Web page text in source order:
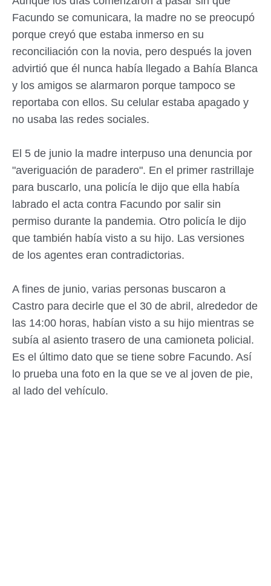
Facundo se comunicara, la madre no se preocupó
porque creyó que estaba inmerso en su
reconciliación con la novia, pero después la joven
advirtió que él nunca había llegado a Bahía Blanca
y los amigos se alarmaron porque tampoco se
reportaba con ellos. Su celular estaba apagado y
no usaba las redes sociales.
El 5 de junio la madre interpuso una denuncia por
"averiguación de paradero". En el primer rastrillaje
para buscarlo, una policía le dijo que ella había
labrado el acta contra Facundo por salir sin
permiso durante la pandemia. Otro policía le dijo
que también había visto a su hijo. Las versiones
de los agentes eran contradictorias.
A fines de junio, varias personas buscaron a
Castro para decirle que el 30 de abril, alrededor de
las 14:00 horas, habían visto a su hijo mientras se
subía al asiento trasero de una camioneta policial.
Es el último dato que se tiene sobre Facundo. Así
lo prueba una foto en la que se ve al joven de pie,
al lado del vehículo.